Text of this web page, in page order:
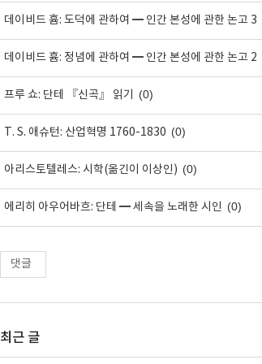
데이비드 흄: 도덕에 관하여 ━ 인간 본성에 관한 논고 3
데이비드 흄: 정념에 관하여 ━ 인간 본성에 관한 논고 2
프루 쇼: 단테 『신곡』 읽기 (0)
T. S. 애슈턴: 산업혁명 1760-1830 (0)
아리스토텔레스: 시학(옮긴이 이상인) (0)
에리히 아우어바흐: 단테 ━ 세속을 노래한 시인 (0)
댓글
최근 글